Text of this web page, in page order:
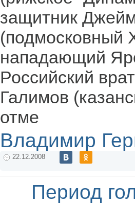
защитник
(подмосковный
нападающий
Российский
Галимов
отме
Владимир
22.12.2008
Период